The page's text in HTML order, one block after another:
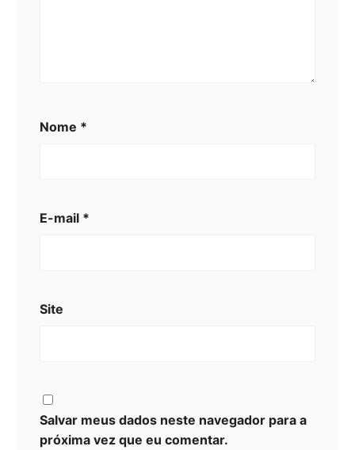
Nome *
E-mail *
Site
Salvar meus dados neste navegador para a
próxima vez que eu comentar.